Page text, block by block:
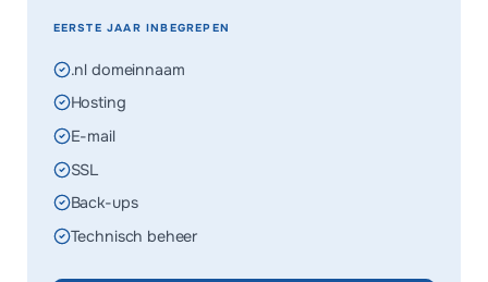
EERSTE JAAR INBEGREPEN
.nl domeinnaam
Hosting
E-mail
SSL
Back-ups
Technisch beheer